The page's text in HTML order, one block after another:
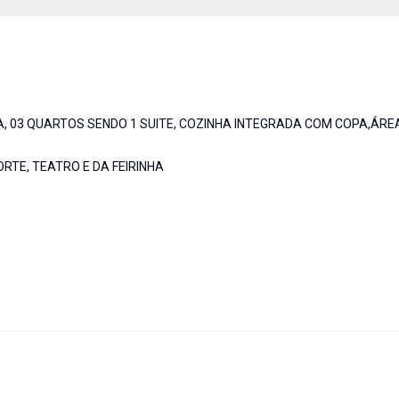
QUARTOS SENDO 1 SUITE, COZINHA INTEGRADA COM
TEATRO E DA FEIRINHA